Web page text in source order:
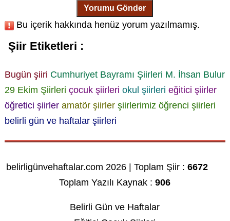
Yorumu Gönder
Bu içerik hakkında henüz yorum yazılmamış.
Şiir Etiketleri :
Bugün şiiri Cumhuriyet Bayramı Şiirleri M. İhsan Bulur
29 Ekim Şiirleri çocuk şiirleri okul şiirleri eğitici şiirler
öğretici şiirler amatör şiirler şiirlerimiz öğrenci şiirleri
belirli gün ve haftalar şiirleri
belirligünvehaftalar.com 2026 | Toplam Şiir :6672
Toplam Yazılı Kaynak :906
Belirli Gün ve Haftalar